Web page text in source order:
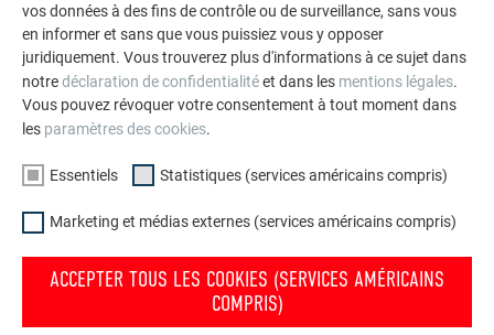
prolongent le motif du toit à la verticale et complètent ainsi
parfaitement l’ensemble.
vos données à des fins de contrôle ou de surveillance, sans vous
en informer et sans que vous puissiez vous y opposer
juridiquement. Vous trouverez plus d'informations à ce sujet dans
notredéclaration de confidentialitéet dans les mentions légales.
Vous pouvez révoquer votre consentement à tout moment dans
les paramètres des cookies.
Essentiels Statistiques (services américains compris)
Marketing et médias externes (services américains compris)
ACCEPTER TOUS LES COOKIES (SERVICES AMÉRICAINS
COMPRIS)